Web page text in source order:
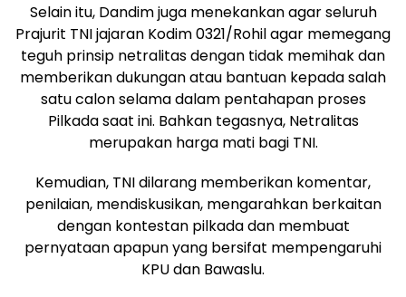
Selain itu, Dandim juga menekankan agar seluruh
Prajurit TNI jajaran Kodim 0321/Rohil agar memegang
teguh prinsip netralitas dengan tidak memihak dan
memberikan dukungan atau bantuan kepada salah
satu calon selama dalam pentahapan proses
Pilkada saat ini. Bahkan tegasnya, Netralitas
merupakan harga mati bagi TNI.
Kemudian, TNI dilarang memberikan komentar,
penilaian, mendiskusikan, mengarahkan berkaitan
dengan kontestan pilkada dan membuat
pernyataan apapun yang bersifat mempengaruhi
KPU dan Bawaslu.